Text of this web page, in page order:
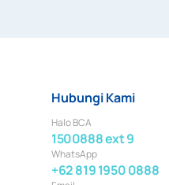
Hubungi Kami
Halo BCA
1500888 ext 9
WhatsApp
+62 819 1950 0888